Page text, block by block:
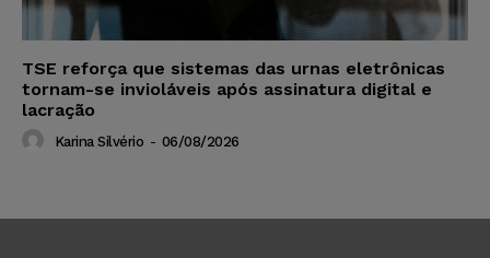
TSE reforça que sistemas das urnas eletrônicas
tornam-se invioláveis após assinatura digital e
lacração
Karina Silvério - 06/08/2026